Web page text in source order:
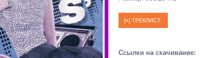
Ссылки на скачивание: